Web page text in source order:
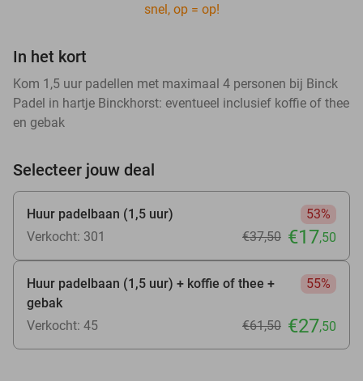
snel, op = op!
In het kort
Kom 1,5 uur padellen met maximaal 4 personen bij Binck
Padel in hartje Binckhorst: eventueel inclusief koffie of thee
en gebak
Selecteer jouw deal
Huur padelbaan (1,5 uur)
53%
Verkocht: 301
€37,50 €17,50
Huur padelbaan (1,5 uur) + koffie of thee +
gebak
55%
Verkocht: 45 €61,50 €27,50